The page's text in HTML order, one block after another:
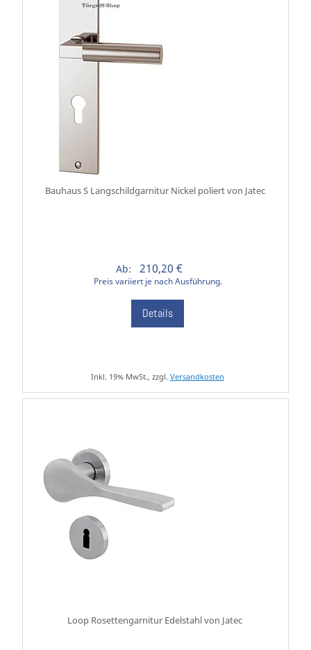
Bauhaus S Langschildgarnitur Nickel poliert von Jatec
Ab: 210,20 €
Preis variiert je nach Ausführung.
Details
Inkl. 19% MwSt., zzgl. Versandkosten
Loop Rosettengarnitur Edelstahl von Jatec